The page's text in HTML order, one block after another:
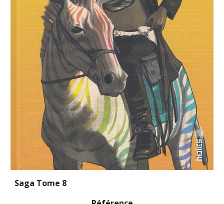
Saga Tome 8